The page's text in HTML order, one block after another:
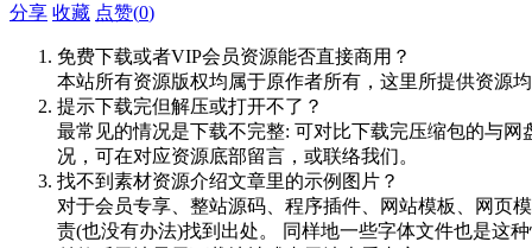
分享 收藏 点赞(0)
免费下载或者VIP会员资源能否直接商用？
本站所有资源版权均属于原作者所有，这里所提供资源
提示下载完但解压或打开不了？
最常见的情况是下载不完整: 可对比下载完压缩包的与
况，可在对应资源底部留言，或联络我们。
找不到素材资源介绍文章里的示例图片？
对于会员专享、整站源码、程序插件、网站模板、网页
责(也没有办法)找到出处。 同样地一些字体文件也是这